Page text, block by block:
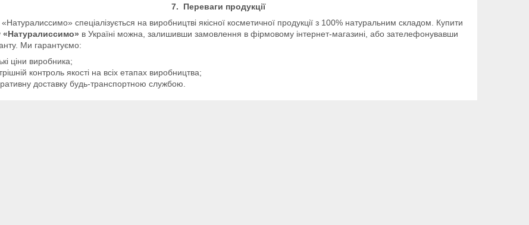
7. Переваги продукції
«Натуралиссимо» спеціалізується на виробництві якісної косметичної продукції з 100% натуральним складом. Купити
«Натуралиссимо» в Україні можна, залишивши замовлення в фірмовому інтернет-магазині, або зателефонувавши
Ми гарантуємо:
ціни виробника;
контроль якості на всіх етапах виробництва;
доставку будь-транспортною службою.